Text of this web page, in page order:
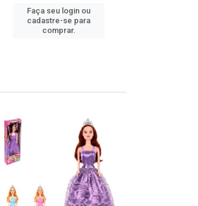
Faça seu login ou
cadastre-se para
comprar.